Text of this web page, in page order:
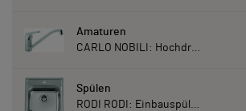
Amaturen
CARLO NOBILI: Hochdruck- Einhebelmischbatterie Blue, Mischbatterie verchromt 17770
Spülen
RODI RODI: Einbauspüle New Manaus, Edelstahl 87207